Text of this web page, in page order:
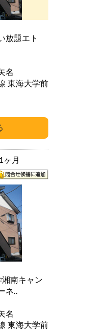
放題エト
名
東海大学前
1ヶ月
南キャン
ネ..
名
東海大学前